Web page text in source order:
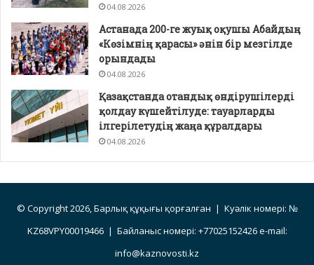
04.08.2026
Астанада 200-ге жуық оқушы Абайдың
«Көзімнің қарасы» әнін бір мезгілде
орындады
04.08.2026
Қазақстанда отандық өндірушілерді
қолдау күшейтілуде: тауарларды
ілгерілетудің жаңа құралдары
04.08.2026
© Copyright 2026, Барлық құқығы қорғалған | Куәлік номері: №
KZ68VPY00019466 | Байланыс номері: +77025152426 e-mail:
info@kaznovosti.kz